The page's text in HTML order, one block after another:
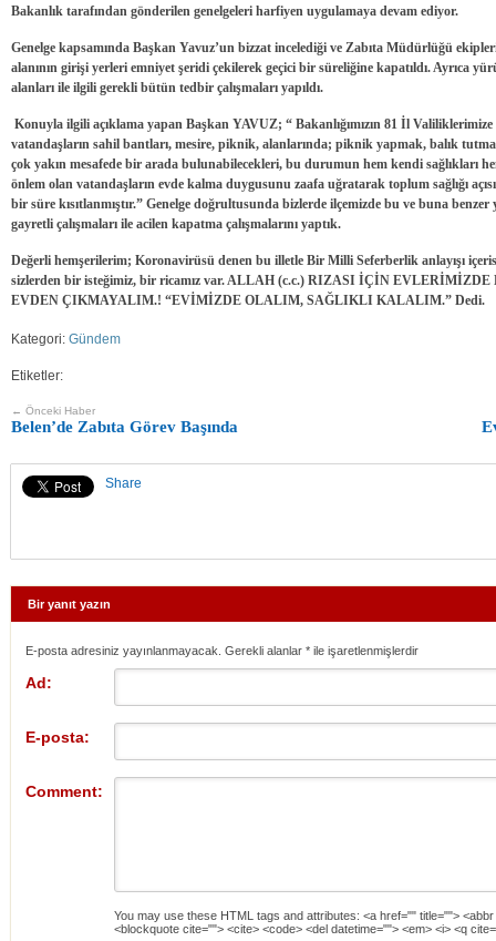
Bakanlık tarafından gönderilen genelgeleri harfiyen uygulamaya devam ediyor.
Genelge kapsamında Başkan Yavuz’un bizzat incelediği ve Zabıta Müdürlüğü
alanının girişi yerleri emniyet şeridi çekilerek geçici bir süreliğine kapatıldı. Ayrıca
alanları ile ilgili gerekli bütün tedbir çalışmaları yapıldı.
Konuyla ilgili açıklama yapan Başkan YAVUZ; “ Bakanlığımızın 81 İl
vatandaşların sahil bantları, mesire, piknik, alanlarında; piknik yapmak, balık
çok yakın mesafede bir arada bulunabilecekleri, bu durumun hem kendi sağlıkları
önlem olan vatandaşların evde kalma duygusunu zaafa uğratarak toplum sağlığı
bir süre kısıtlanmıştır.” Genelge doğrultusunda bizlerde ilçemizde bu ve buna
gayretli çalışmaları ile acilen kapatma çalışmalarını yaptık.
Değerli hemşerilerim; Koronavirüsü denen bu illetle Bir Milli Seferberlik anlayışı
sizlerden bir isteğimiz, bir ricamız var. ALLAH (c.c.) RIZASI İÇİN
EVDEN ÇIKMAYALIM.! “EVİMİZDE OLALIM, SAĞLIKLI KALALIM.” Dedi.
Kategori: Gündem
Etiketler:
← Önceki Haber
Belen’de Zabıta Görev Başında
Share
Bir yanıt yazın
E-posta adresiniz yayınlanmayacak. Gerekli alanlar * ile işaretlenmişlerdir
Ad:
E-posta:
Comment:
You may use these HTML tags and attributes: <a href="" title="">
<blockquote cite=""> <cite> <code> <del datetime=""> <em> <i> <q